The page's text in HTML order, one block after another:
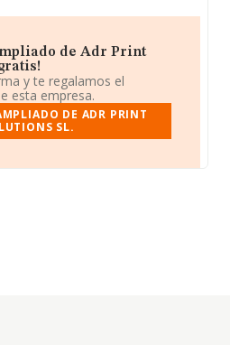
de Adr Print
y te regalamos el
esta empresa.
DE ADR PRINT
SL.